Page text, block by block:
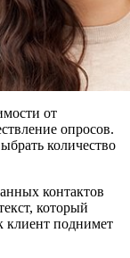
от
опросов.
количество
контактов
который
клиент поднимет